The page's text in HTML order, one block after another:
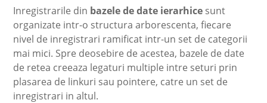
Inregistrarile din bazele de date ierarhice sunt
organizate intr-o structura arborescenta, fiecare
nivel de inregistrari ramificat intr-un set de categorii
mai mici. Spre deosebire de acestea, bazele de date
de retea creeaza legaturi multiple intre seturi prin
plasarea de linkuri sau pointere, catre un set de
inregistrari in altul.